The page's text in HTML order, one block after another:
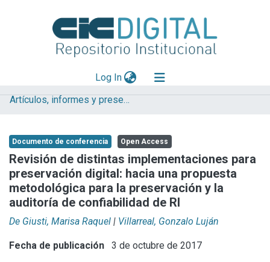
Log In(current)
Explorar
Aportar material
Statistics
Artículos, informes y presentaciones en Congresos CESGI
Documento de conferencia Open Access
Revisión de distintas implementaciones para
preservación digital: hacia una propuesta
metodológica para la preservación y la
auditoría de confiabilidad de RI
De Giusti, Marisa Raquel | Villarreal, Gonzalo Luján
Fecha de publicación 3 de octubre de 2017